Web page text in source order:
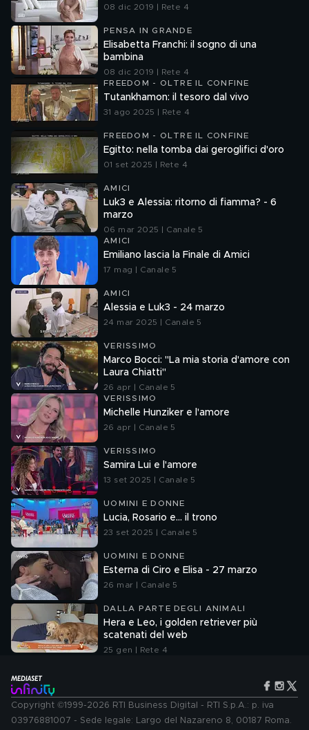
08 dic 2019 | Rete 4
PENSA IN GRANDE
Elisabetta Franchi: il sogno di una
bambina
08 dic 2019 | Rete 4
FREEDOM - OLTRE IL CONFINE
Tutankhamon: il tesoro dal vivo
31 ago 2025 | Rete 4
FREEDOM - OLTRE IL CONFINE
Egitto: nella tomba dai geroglifici d'oro
01 set 2025 | Rete 4
AMICI
Luk3 e Alessia: ritorno di fiamma? - 6
marzo
06 mar 2025 | Canale 5
AMICI
Emiliano lascia la Finale di Amici
17 mag | Canale 5
AMICI
Alessia e Luk3 - 24 marzo
24 mar 2025 | Canale 5
VERISSIMO
Marco Bocci: "La mia storia d'amore con
Laura Chiatti"
26 apr | Canale 5
VERISSIMO
Michelle Hunziker e l'amore
26 apr | Canale 5
VERISSIMO
Samira Lui e l'amore
13 set 2025 | Canale 5
UOMINI E DONNE
Lucia, Rosario e... il trono
23 set 2025 | Canale 5
UOMINI E DONNE
Esterna di Ciro e Elisa - 27 marzo
26 mar | Canale 5
DALLA PARTE DEGLI ANIMALI
Hera e Leo, i golden retriever più
scatenati del web
25 gen | Rete 4
Copyright ©1999-2026 RTI Business Digital - RTI S.p.A.: p. iva
03976881007 - Sede legale: Largo del Nazareno 8, 00187 Roma.